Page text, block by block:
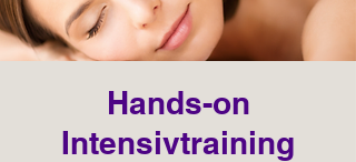
Hands-on
Intensivtraining